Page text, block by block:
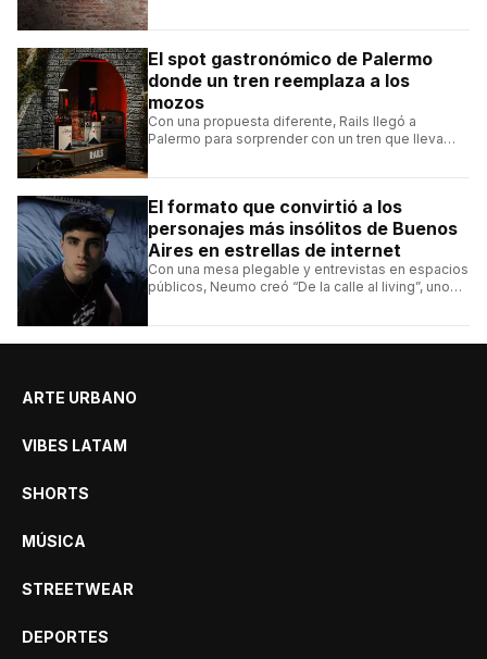
El spot gastronómico de Palermo
donde un tren reemplaza a los
mozos
Con una propuesta diferente, Rails llegó a
Palermo para sorprender con un tren que lleva
El formato que convirtió a los
personajes más insólitos de Buenos
Aires en estrellas de internet
Con una mesa plegable y entrevistas en espacios
públicos, Neumo creó “De la calle al living”, uno
ARTE URBANO
VIBES LATAM
SHORTS
MÚSICA
STREETWEAR
DEPORTES